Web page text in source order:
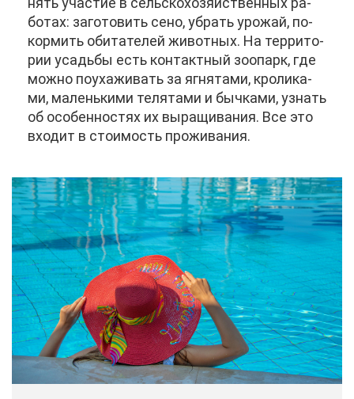
бо­тах: за­го­то­вить се­но, убрать уро­жай, по­
кор­мить оби­та­те­лей жи­вот­ных. На тер­ри­то­
рии усадь­бы есть кон­такт­ный зоо­парк, где
мож­но по­уха­жи­вать за яг­ня­та­ми, кро­ли­ка­
ми, ма­лень­ки­ми те­ля­та­ми и быч­ка­ми, узнать
об осо­бен­но­стях их вы­ра­щи­ва­ния. Все это
вхо­дит в сто­и­мость про­жи­ва­ния.